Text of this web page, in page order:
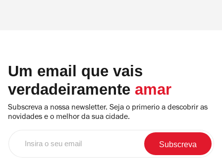
Um email que vais
verdadeiramente amar
Subscreva a nossa newsletter. Seja o primerio a descobrir as
novidades e o melhor da sua cidade.